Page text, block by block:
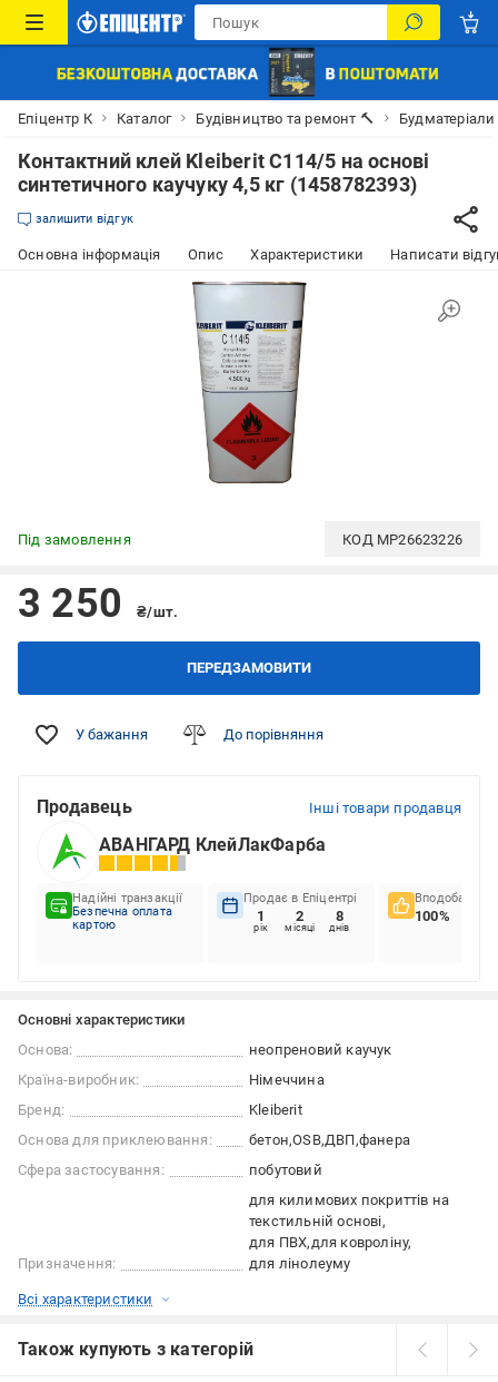
Епіцентр К Каталог Будівництво та ремонт 🔨 Будматеріали
Контактний клей Kleiberit C114/5 на основі
синтетичного каучуку 4,5 кг (1458782393)
залишити відгук
Основна інформація Опис Характеристики Написати
Під замовлення КОД MP26623226
3 250 ₴/шт.
ПЕРЕДЗАМОВИТИ
У бажання До порівняння
Продавець Інші товари продавця
АВАНГАРД КлейЛакФарба
Надійні транзакції
Безпечна оплата
картою
Продає в Епіцентрі
1
рік
2
місяці
8
днів
Вподобання
100%
Основні характеристики
Основа:
неопреновий каучук
Країна-виробник:
Німеччина
Бренд:
Kleiberit
Основа для приклеювання:
бетон OSB ДВП фанера
Сфера застосування:
побутовий
Призначення:
для килимових покриттів на
текстильній основі
для ПВХ для ковроліну
для лінолеуму
Всі характеристики
Також купують з категорій